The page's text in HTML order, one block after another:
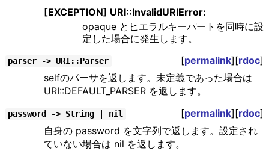
[EXCEPTION] URI::InvalidURIError:
opaque とヒエラルキーパートを同時に設
定した場合に発生します。
parser -> URI::Parser [permalink][rdoc]
selfのパーサを返します。未定義であった場合は
URI::DEFAULT_PARSER を返します。
password -> String | nil [permalink][rdoc]
自身の password を文字列で返します。設定され
ていない場合は nil を返します。